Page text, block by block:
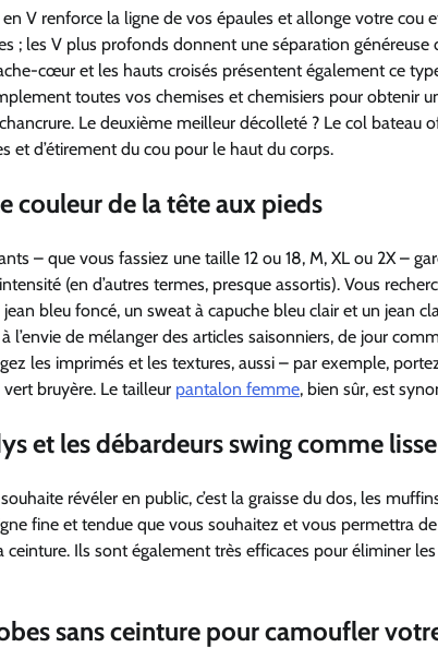
en V renforce la ligne de vos épaules et allonge votre cou
; les V plus profonds donnent une séparation
cœur et les hauts croisés présentent également ce
toutes vos chemises et chemisiers pour obtenir
Le deuxième meilleur décolleté ? Le col bateau
et d’étirement du cou pour le haut du corps.
couleur de la tête aux pieds
– que vous fassiez une taille 12 ou 18, M, XL ou 2X –
(en d’autres termes, presque assortis). Vous
bleu foncé, un sweat à capuche bleu clair et un jean
l’envie de mélanger des articles saisonniers, de jour
les imprimés et les textures, aussi – par exemple,
bruyère. Le tailleur pantalon femme, bien sûr, est
et les débardeurs swing comme
révéler en public, c’est la graisse du dos, les
fine et tendue que vous souhaitez et vous permettra
Ils sont également très efficaces pour éliminer
sans ceinture pour camoufler